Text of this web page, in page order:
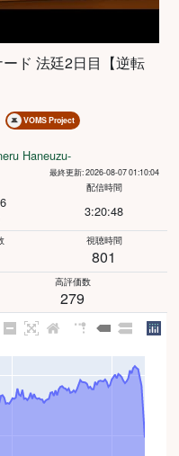
ド 法廷2日目【逆転
VOMS Project
Haneuzu-
最終更新: 2026-08-07 01:10:04
配信時間
3:20:48
視聴時間
801
高評価数
279